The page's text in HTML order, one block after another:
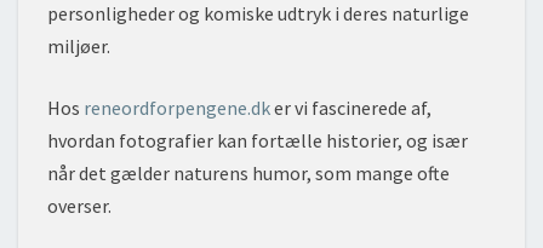
personligheder og komiske udtryk i deres naturlige
miljøer.
Hos reneordforpengene.dker vi fascinerede af,
hvordan fotografier kan fortælle historier, og især
når det gælder naturens humor, som mange ofte
overser.